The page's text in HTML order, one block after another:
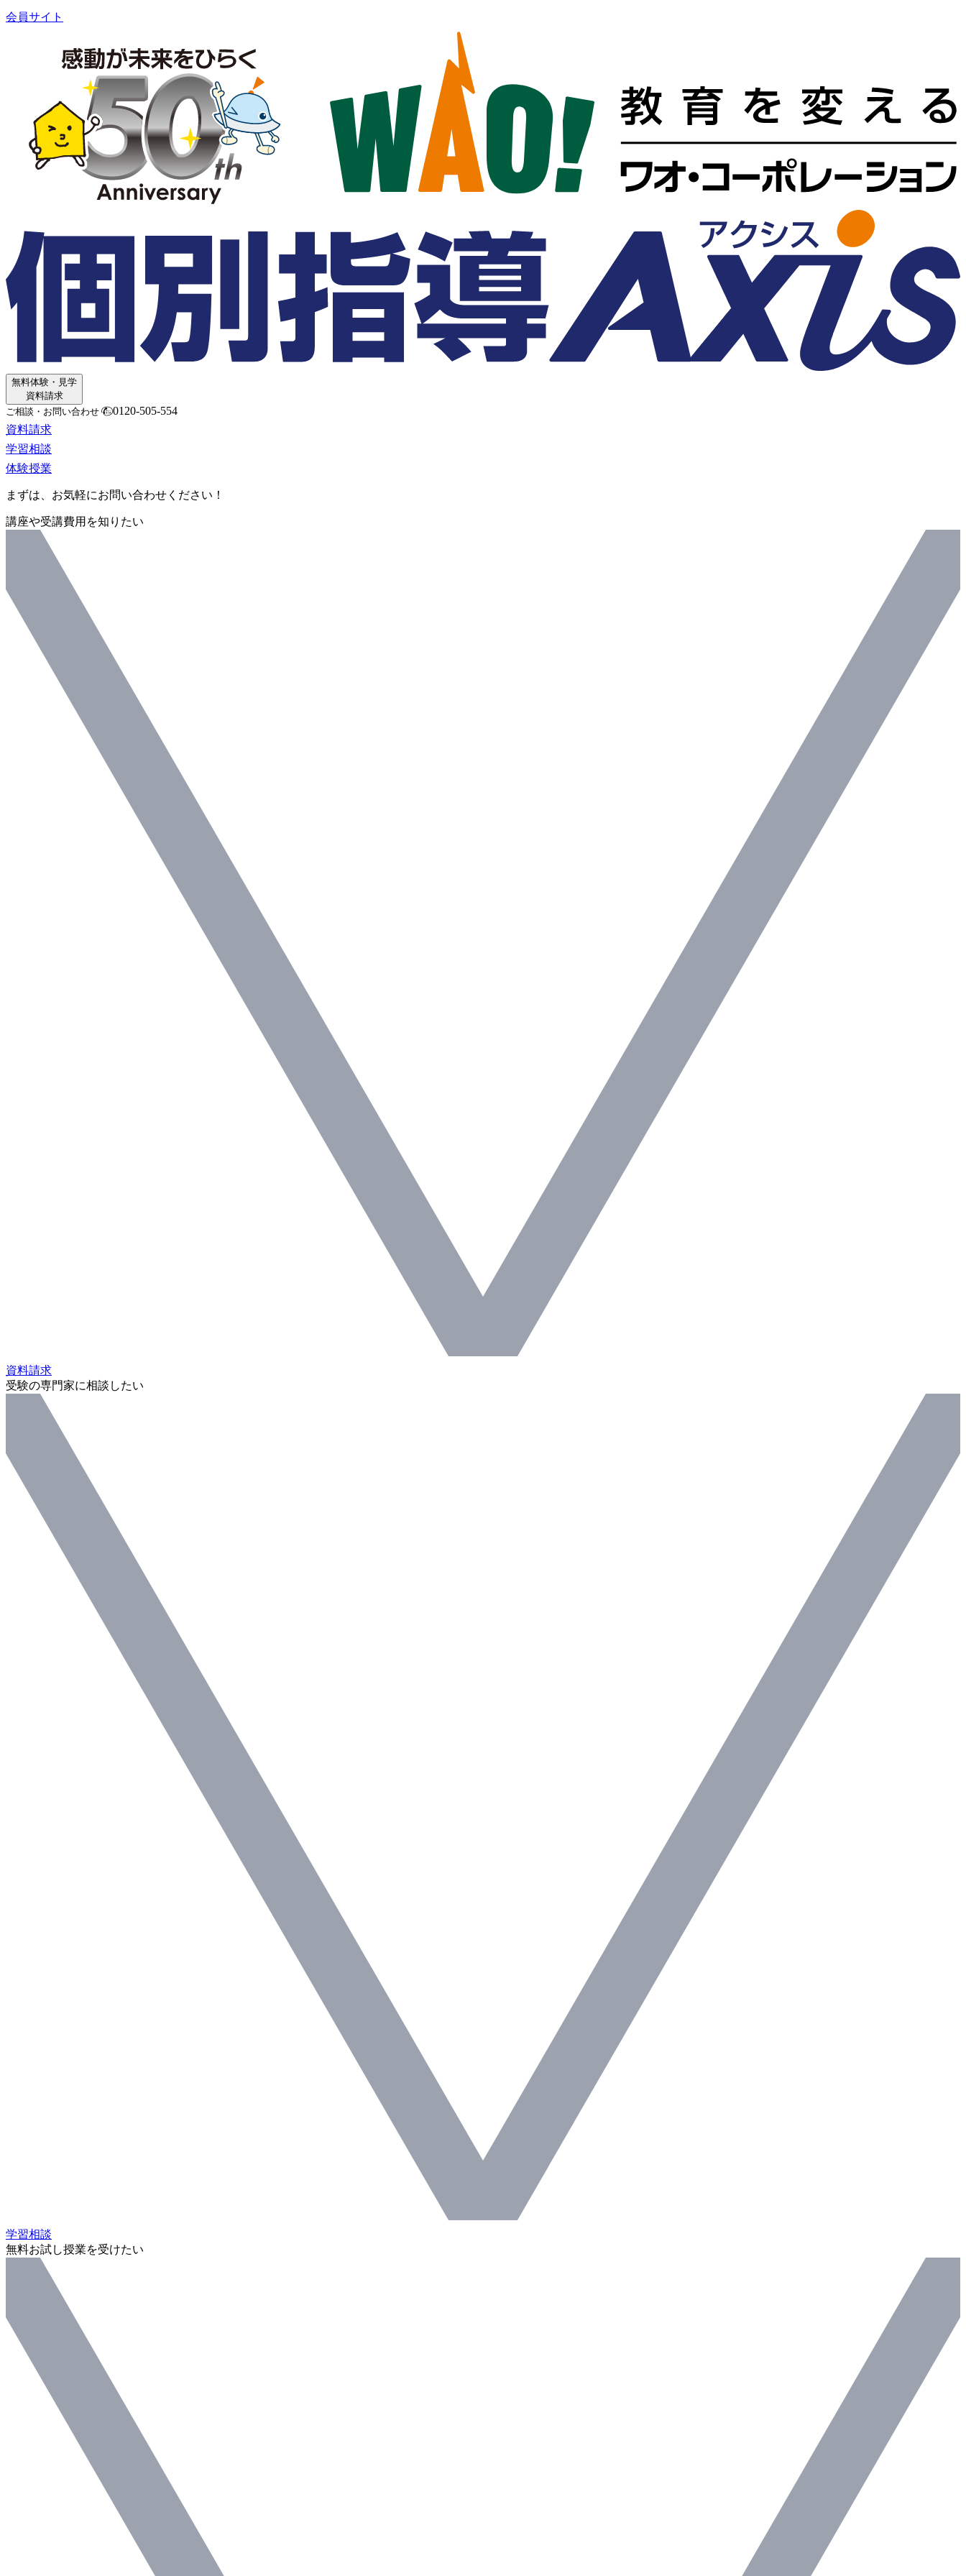
会員サイト
無料体験・見学
資料請求
ご相談・お問い合わせ
0120-505-554
資料請求
学習相談
体験授業
まずは、お気軽にお問い合わせください！
講座や受講費用を知りたい
資料請求
受験の専門家に相談したい
学習相談
無料お試し授業を受けたい